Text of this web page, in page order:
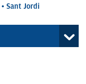
Sant Jordi